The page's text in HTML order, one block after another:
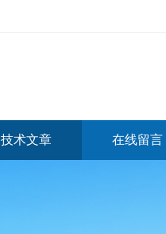
技术文章 在线留言